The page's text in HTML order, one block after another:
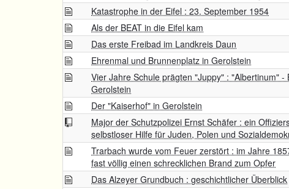
Katastrophe in der Eifel : 23. September 1954
Als der BEAT in die Eifel kam
Das erste Freibad im Landkreis Daun
Ehrenmal und Brunnenplatz in Gerolstein
Vier Jahre Schule prägten "Juppy" : "Albertinum" -
Gerolstein
Der "Kaiserhof" in Gerolstein
Major der Schutzpolizei Ernst Schäfer : ein
selbstloser Hilfe für Juden, Polen und
Trarbach wurde vom Feuer zerstört : im Jahre
fast völlig einen schrecklichen Brand zum Opfer
Das Alzeyer Grundbuch : geschichtlicher Überblick